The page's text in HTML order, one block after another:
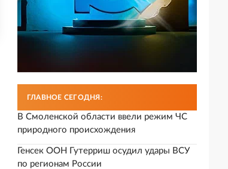
ГЛАВНОЕ СЕГОДНЯ:
В Смоленской области ввели режим ЧС
природного происхождения
Генсек ООН Гутерриш осудил удары ВСУ
по регионам России